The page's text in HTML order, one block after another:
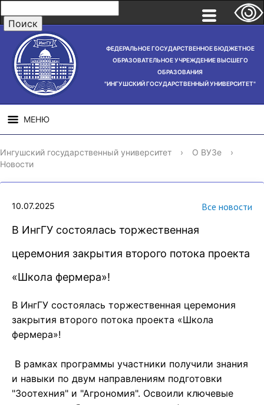
ФЕДЕРАЛЬНОЕ ГОСУДАРСТВЕННОЕ БЮДЖЕТНОЕ
ОБРАЗОВАТЕЛЬНОЕ УЧРЕЖДЕНИЕ ВЫСШЕГО
ОБРАЗОВАНИЯ
"ИНГУШСКИЙ ГОСУДАРСТВЕННЫЙ УНИВЕРСИТЕТ"
МЕНЮ
СВЕДЕНИЯ ОБ
ОБРАЗОВАТЕЛЬНОЙ
НАУЧНАЯ
ДЕЯТЕЛЬНОСТЬ
Ингушский государственный университет › О ВУЗе
›
Новости
10.07.2025 Все новости
В ИнгГУ состоялась торжественная
церемония закрытия второго потока проекта
«Школа фермера»!
В ИнгГУ состоялась торжественная церемония
закрытия второго потока проекта «Школа
фермера»!
В рамках программы участники получили знания
и навыки по двум направлениям подготовки
"Зоотехния" и "Агрономия". Освоили ключевые